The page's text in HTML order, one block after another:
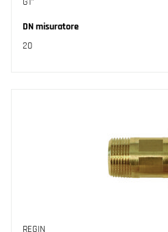
DN misuratore
20
REGIN